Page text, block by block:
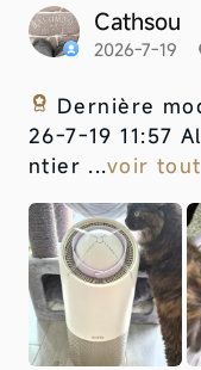
Cathsou
2026-7-19
Dernière
26-7-19 11:57
ntier ...voir tout